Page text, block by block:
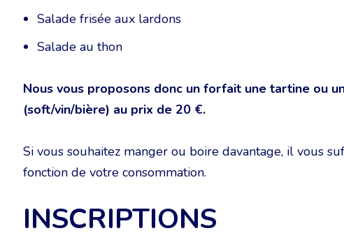
Salade frisée aux lardons
Salade au thon
Nous vous proposons donc un forfait une tartine ou
(soft/vin/bière) au prix de 20 €.
Si vous souhaitez manger ou boire davantage, il vous
fonction de votre consommation.
INSCRIPTIONS